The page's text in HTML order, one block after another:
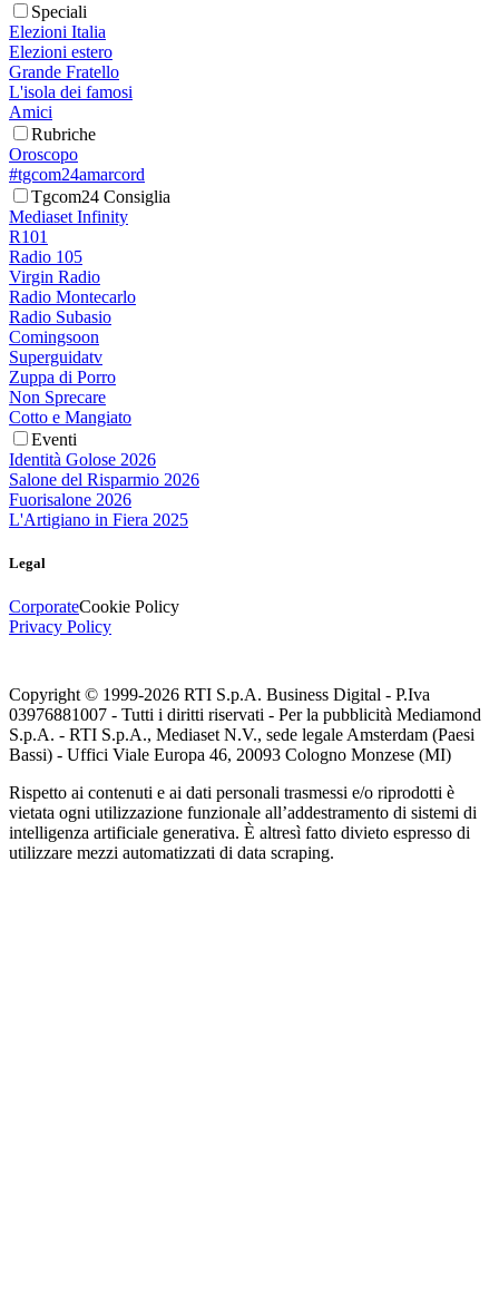
Speciali
Elezioni Italia
Elezioni estero
Grande Fratello
L'isola dei famosi
Amici
Rubriche
Oroscopo
#tgcom24amarcord
Tgcom24 Consiglia
Mediaset Infinity
R101
Radio 105
Virgin Radio
Radio Montecarlo
Radio Subasio
Comingsoon
Superguidatv
Zuppa di Porro
Non Sprecare
Cotto e Mangiato
Eventi
Identità Golose 2026
Salone del Risparmio 2026
Fuorisalone 2026
L'Artigiano in Fiera 2025
Legal
CorporateCookie Policy
Privacy Policy
Copyright © 1999-2026 RTI S.p.A. Business Digital - P.Iva
03976881007 - Tutti i diritti riservati - Per la pubblicità Mediamond
S.p.A. - RTI S.p.A., Mediaset N.V., sede legale Amsterdam (Paesi
Bassi) - Uffici Viale Europa 46, 20093 Cologno Monzese (MI)
Rispetto ai contenuti e ai dati personali trasmessi e/o riprodotti è
vietata ogni utilizzazione funzionale all’addestramento di sistemi di
intelligenza artificiale generativa. È altresì fatto divieto espresso di
utilizzare mezzi automatizzati di data scraping.